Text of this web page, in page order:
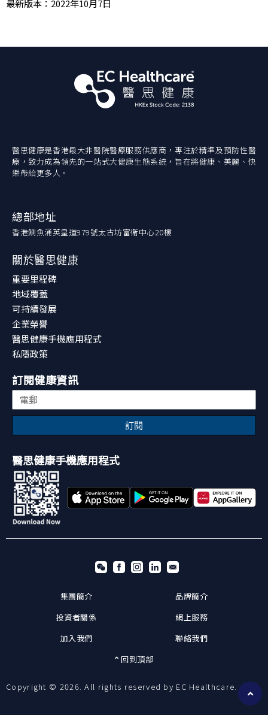
最新版本：2022年10月7日
醫思健康是香港最大非醫院醫療服務供應商，專注於精準及預防性醫
療，致力成為領先的一站式大健康生態系統，旨在將健康、美麗、快
樂帶給更多人。
總部地址
香港鰂魚涌英皇道979號太古坊富衛中心20樓
關於醫思健康
重要里程碑
地域覆蓋
可持續發展
企業榮譽
醫思健康手機應用程式
私隱政策
訂閱健康資訊
訂閱
醫思健康手機應用程式
集團簡介
品牌簡介
投資者關係
網上服務
加入我們
聯絡我們
回到頂部
Copyright © 2026. All rights reserved by EC Healthcare.